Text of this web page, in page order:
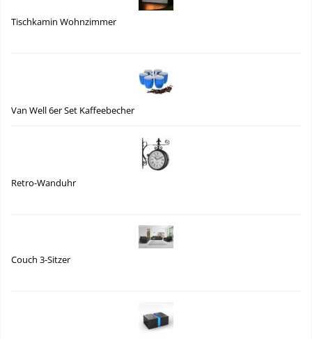
Tischkamin Wohnzimmer
Van Well 6er Set Kaffeebecher
Retro-Wanduhr
Couch 3-Sitzer